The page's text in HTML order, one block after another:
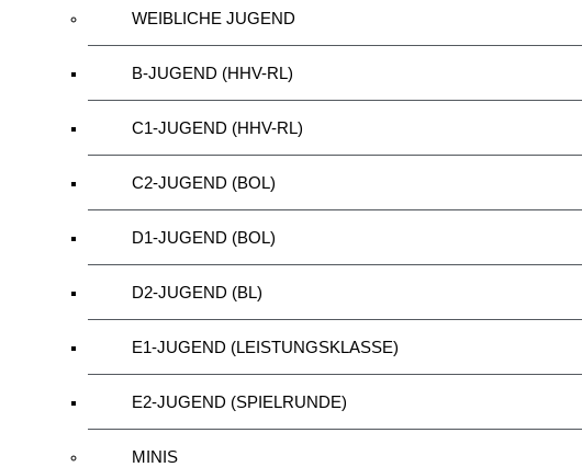
WEIBLICHE JUGEND
B-JUGEND (HHV-RL)
C1-JUGEND (HHV-RL)
C2-JUGEND (BOL)
D1-JUGEND (BOL)
D2-JUGEND (BL)
E1-JUGEND (LEISTUNGSKLASSE)
E2-JUGEND (SPIELRUNDE)
MINIS